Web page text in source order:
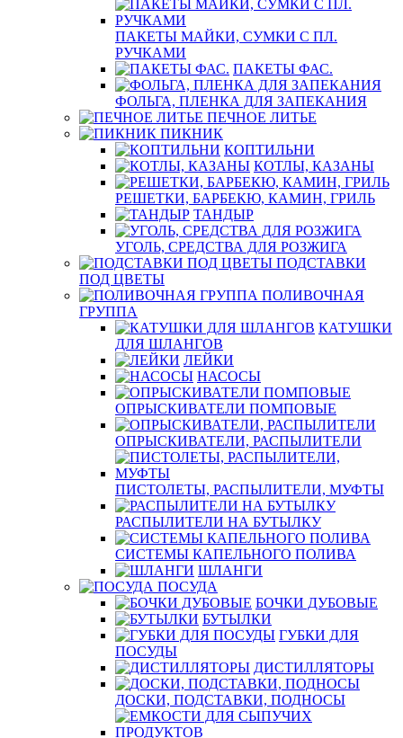
ПАКЕТЫ МАЙКИ, СУМКИ С ПЛ.
РУЧКАМИ
ПАКЕТЫ ФАС.
ФОЛЬГА, ПЛЕНКА ДЛЯ ЗАПЕКАНИЯ
ПЕЧНОЕ ЛИТЬЕ
ПИКНИК
КОПТИЛЬНИ
КОТЛЫ, КАЗАНЫ
РЕШЕТКИ, БАРБЕКЮ, КАМИН, ГРИЛЬ
ТАНДЫР
УГОЛЬ, СРЕДСТВА ДЛЯ РОЗЖИГА
ПОДСТАВКИ
ПОД ЦВЕТЫ
ПОЛИВОЧНАЯ
ГРУППА
КАТУШКИ
ДЛЯ ШЛАНГОВ
ЛЕЙКИ
НАСОСЫ
ОПРЫСКИВАТЕЛИ ПОМПОВЫЕ
ОПРЫСКИВАТЕЛИ, РАСПЫЛИТЕЛИ
ПИСТОЛЕТЫ, РАСПЫЛИТЕЛИ, МУФТЫ
РАСПЫЛИТЕЛИ НА БУТЫЛКУ
СИСТЕМЫ КАПЕЛЬНОГО ПОЛИВА
ШЛАНГИ
ПОСУДА
БОЧКИ ДУБОВЫЕ
БУТЫЛКИ
ГУБКИ ДЛЯ
ПОСУДЫ
ДИСТИЛЛЯТОРЫ
ДОСКИ, ПОДСТАВКИ, ПОДНОСЫ